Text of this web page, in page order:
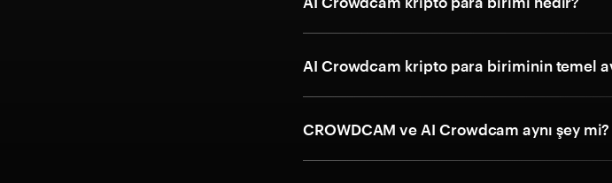
AI Crowdcam kripto para biriminin temel
CROWDCAM ve AI Crowdcam aynı şey mi?